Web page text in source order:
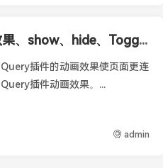
前端开发中比较常用的JQuery动画效果、show、hide、Toggle、fade等
插件的动画效果使页面更连
插件动画效果。...
admin